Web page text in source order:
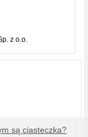
z o.o.
są ciasteczka?